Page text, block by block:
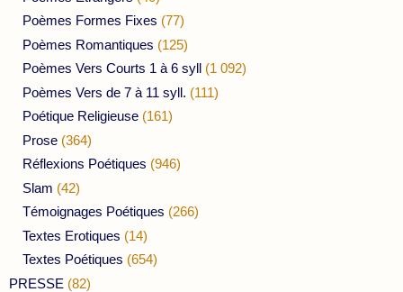
Poèmes Formes Fixes (77)
Poèmes Romantiques (125)
Poèmes Vers Courts 1 à 6 syll (1 092)
Poèmes Vers de 7 à 11 syll. (111)
Poétique Religieuse (161)
Prose (364)
Réflexions Poétiques (946)
Slam (42)
Témoignages Poétiques (266)
Textes Erotiques (14)
Textes Poétiques (654)
PRESSE (82)